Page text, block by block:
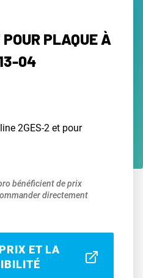
PLAQUE À
04
2GES-2 et pour
bénéficient de prix
directement
ET LA